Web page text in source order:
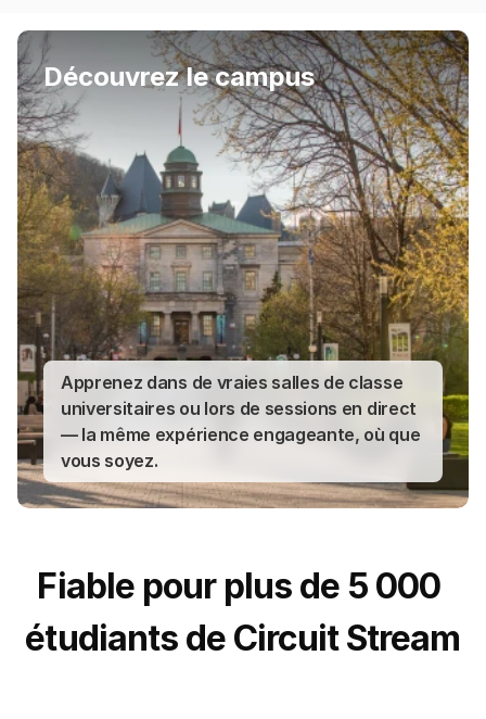
Découvrez le campus
Apprenez dans de vraies salles de classe
universitaires ou lors de sessions en direct
— la même expérience engageante, où que
vous soyez.
Fiable pour plus de 5 000
étudiants de Circuit Stream